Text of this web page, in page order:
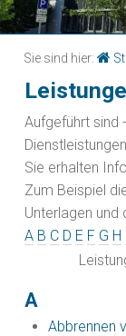
Sie sind hier:
Aufgeführt sind
Sie erhalten
Zum Beispiel
Unterlagen und
A B C D E F G H
A
Abbrennen